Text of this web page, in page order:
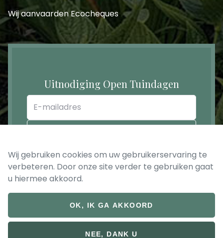
Wij aanvaarden Ecocheques
Uitnodiging Open Tuindagen
E-
mailadres
© 2026 Bruckeveld
Wij gebruiken cookies om uw gebruikerservaring te
verbeteren. Door onze site verder te gebruiken gaat
u hiermee akkoord.
OK, IK GA AKKOORD
NEE, DANK U